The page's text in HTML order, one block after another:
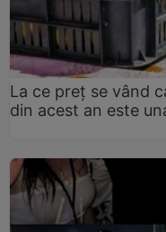
La ce preț se vând
din acest an este